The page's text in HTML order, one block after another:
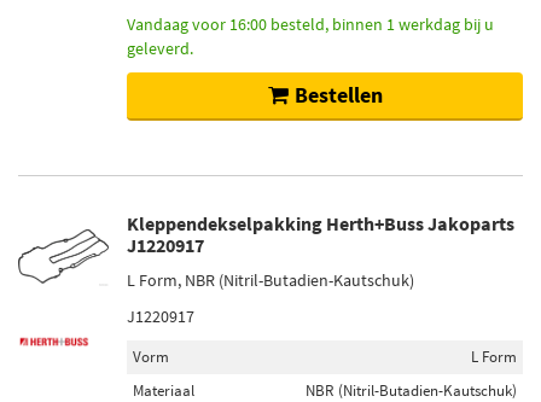
Stabilisatorstang (1)
Filter insert (808)
Opschroeffilter (145)
Pijpfilter (131)
Carbon filter (94)
Toon meer
Lambdasonde
Verwarmd (237)
Vandaag voor 16:00 besteld, binnen 1 werkdag bij u
geleverd.
Bestellen
Kleppendekselpakking Herth+Buss Jakoparts
J1220917
L Form, NBR (Nitril-Butadien-Kautschuk)
J1220917
Vorm
L Form
Materiaal
NBR (Nitril-Butadien-Kautschuk)